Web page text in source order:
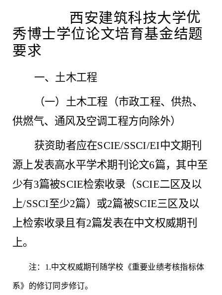
西安建筑科技大学优
秀博士学位论文培育基金结题
要求
一、土木工程
（一）土木工程（市政工程、供热、
供燃气、通风及空调工程方向除外）
获资助者应在SCIE/SSCI/EI中文期刊
源上发表高水平学术期刊论文6篇，其中至
少有3篇被SCIE检索收录（SCIE二区及以
上/SSCI至少2篇）或2篇被SCIE三区及以
上检索收录且有2篇发表在中文权威期刊
上。
注： 1.中文权威期刊随学校《重要业绩考核指标体
系》的修订同步修订。